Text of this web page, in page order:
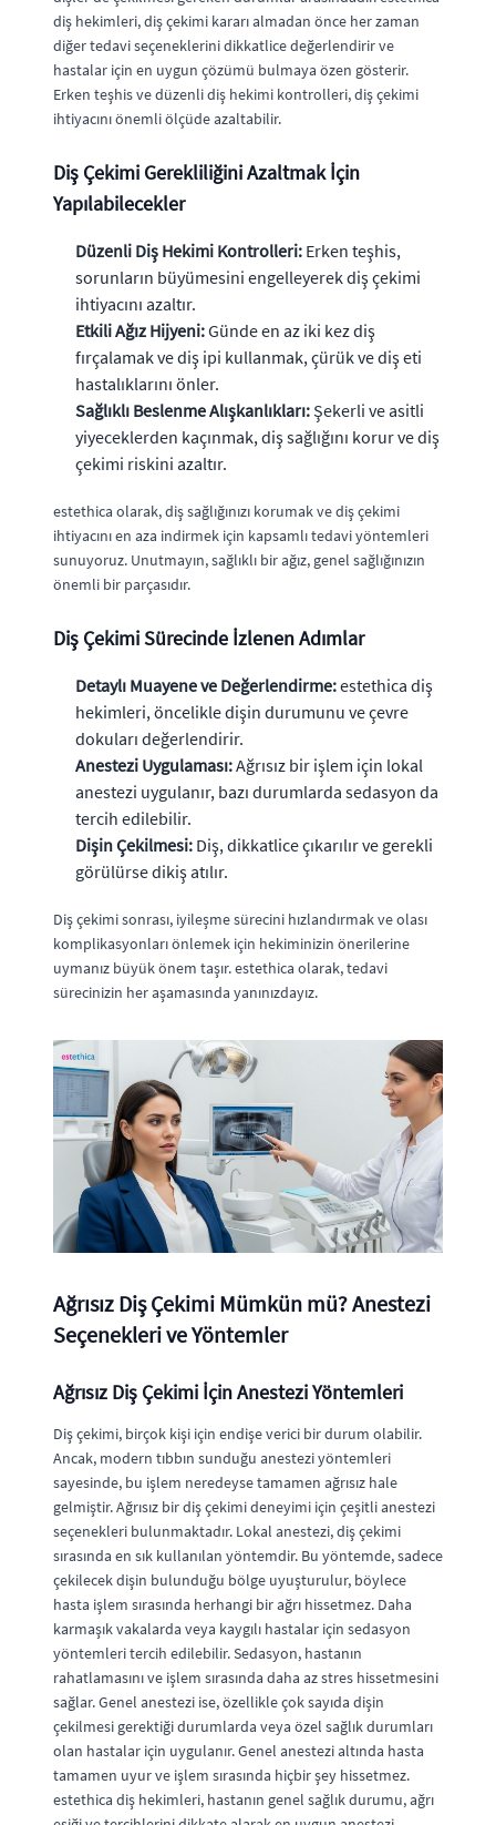
diş hekimleri, diş çekimi kararı almadan önce her zaman
diğer tedavi seçeneklerini dikkatlice değerlendirir ve
hastalar için en uygun çözümü bulmaya özen gösterir.
Erken teşhis ve düzenli diş hekimi kontrolleri, diş çekimi
ihtiyacını önemli ölçüde azaltabilir.
Diş Çekimi Gerekliliğini Azaltmak İçin
Yapılabilecekler
Düzenli Diş Hekimi Kontrolleri: Erken teşhis,
sorunların büyümesini engelleyerek diş çekimi
ihtiyacını azaltır.
Etkili Ağız Hijyeni:Günde en az iki kez diş
fırçalamak ve diş ipi kullanmak, çürük ve diş eti
hastalıklarını önler.
Sağlıklı Beslenme Alışkanlıkları: Şekerli ve asitli
yiyeceklerden kaçınmak, diş sağlığını korur ve diş
çekimi riskini azaltır.
estethica olarak, diş sağlığınızı korumak ve diş çekimi
ihtiyacını en aza indirmek için kapsamlı tedavi yöntemleri
sunuyoruz. Unutmayın, sağlıklı bir ağız, genel sağlığınızın
önemli bir parçasıdır.
Diş Çekimi Sürecinde İzlenen Adımlar
Detaylı Muayene ve Değerlendirme:estethica diş
hekimleri, öncelikle dişin durumunu ve çevre
dokuları değerlendirir.
Anestezi Uygulaması:Ağrısız bir işlem için lokal
anestezi uygulanır, bazı durumlarda sedasyon da
tercih edilebilir.
Dişin Çekilmesi: Diş, dikkatlice çıkarılır ve gerekli
görülürse dikiş atılır.
Diş çekimi sonrası, iyileşme sürecini hızlandırmak ve olası
komplikasyonları önlemek için hekiminizin önerilerine
uymanız büyük önem taşır. estethica olarak, tedavi
sürecinizin her aşamasında yanınızdayız.
Ağrısız Diş Çekimi Mümkün mü? Anestezi
Seçenekleri ve Yöntemler
Ağrısız Diş Çekimi İçin Anestezi Yöntemleri
Diş çekimi, birçok kişi için endişe verici bir durum olabilir.
Ancak, modern tıbbın sunduğu anestezi yöntemleri
sayesinde, bu işlem neredeyse tamamen ağrısız hale
gelmiştir. Ağrısız bir diş çekimi deneyimi için çeşitli anestezi
seçenekleri bulunmaktadır. Lokal anestezi, diş çekimi
sırasında en sık kullanılan yöntemdir. Bu yöntemde, sadece
çekilecek dişin bulunduğu bölge uyuşturulur, böylece
hasta işlem sırasında herhangi bir ağrı hissetmez. Daha
karmaşık vakalarda veya kaygılı hastalar için sedasyon
yöntemleri tercih edilebilir. Sedasyon, hastanın
rahatlamasını ve işlem sırasında daha az stres hissetmesini
sağlar. Genel anestezi ise, özellikle çok sayıda dişin
çekilmesi gerektiği durumlarda veya özel sağlık durumları
olan hastalar için uygulanır. Genel anestezi altında hasta
tamamen uyur ve işlem sırasında hiçbir şey hissetmez.
estethica diş hekimleri, hastanın genel sağlık durumu, ağrı